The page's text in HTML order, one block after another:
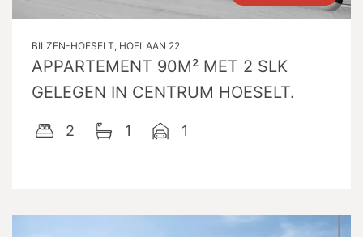
BILZEN-HOESELT, HOFLAAN 22
APPARTEMENT 90M² MET 2 SLK
GELEGEN IN CENTRUM HOESELT.
2 1 1